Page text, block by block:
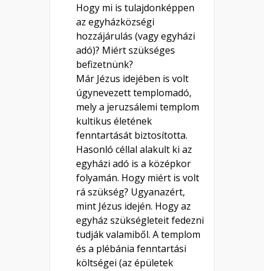
Hogy mi is tulajdonképpen
az egyházközségi
hozzájárulás (vagy egyházi
adó)? Miért szükséges
befizetnünk?
Már Jézus idejében is volt
úgynevezett templomadó,
mely a jeruzsálemi templom
kultikus életének
fenntartását biztosította.
Hasonló céllal alakult ki az
egyházi adó is a középkor
folyamán. Hogy miért is volt
rá szükség? Ugyanazért,
mint Jézus idején. Hogy az
egyház szükségleteit fedezni
tudják valamiből. A templom
és a plébánia fenntartási
költségei (az épületek